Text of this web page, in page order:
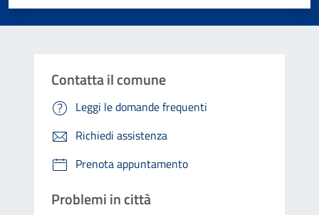
Contatta il comune
Leggi le domande frequenti
Richiedi assistenza
Prenota appuntamento
Problemi in città